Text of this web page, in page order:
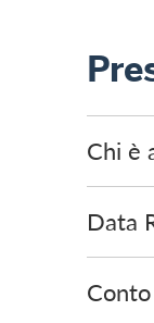
Chi è
Data